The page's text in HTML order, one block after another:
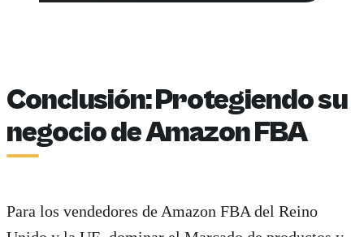
Conclusión: Protegiendo su
negocio de Amazon FBA
Para los vendedores de Amazon FBA del Reino